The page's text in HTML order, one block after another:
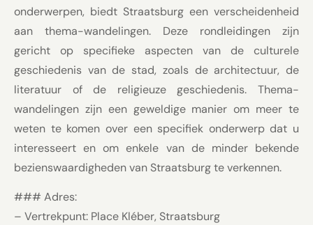
onderwerpen, biedt Straatsburg een verscheidenheid
aan thema-wandelingen. Deze rondleidingen zijn
gericht op specifieke aspecten van de culturele
geschiedenis van de stad, zoals de architectuur, de
literatuur of de religieuze geschiedenis. Thema-
wandelingen zijn een geweldige manier om meer te
weten te komen over een specifiek onderwerp dat u
interesseert en om enkele van de minder bekende
bezienswaardigheden van Straatsburg te verkennen.
### Adres:
– Vertrekpunt: Place Kléber, Straatsburg